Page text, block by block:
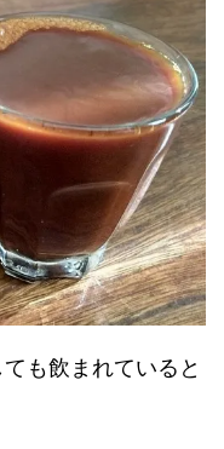
も飲まれていると